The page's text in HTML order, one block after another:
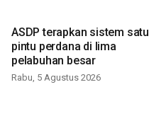
ASDP terapkan sistem satu
pintu perdana di lima
pelabuhan besar
Rabu, 5 Agustus 2026